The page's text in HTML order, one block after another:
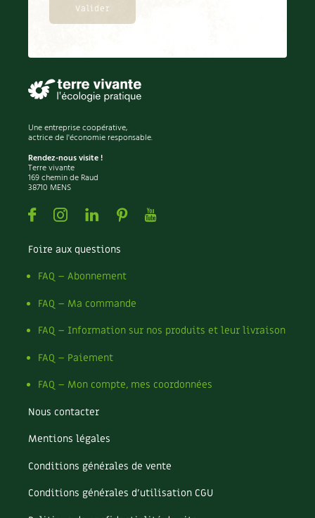
Actualités
Secrets d’abonné
Tous au jardin ! avec Pascal
La vie secrète du jardin
Une entreprise coopérative,
actrice de l'économie responsable.
Rendez-nous visite !
Terre vivante
169 chemin de Raud
38710 MENS
FacebookInstagramLinkedin
PinterestYoutube
Foire aux questions
FAQ – Abonnement
FAQ – Ma commande
FAQ – Information sur nos produits et leur livraison
FAQ – Paiement
FAQ – Mon compte, mes coordonnées
Nous contacter
Mentions légales
Conditions générales de vente
Conditions générales d’utilisation CGU